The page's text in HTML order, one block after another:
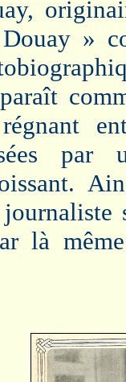
Douay »
là